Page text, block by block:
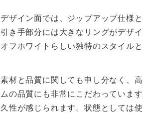
デザイン面では、ジップアップ仕様
引き手部分には大きなリングがデザ
オフホワイトらしい独特のスタイル
素材と品質に関しても申し分なく、
ムの品質にも非常にこだわっていま
久性が感じられます。状態としては